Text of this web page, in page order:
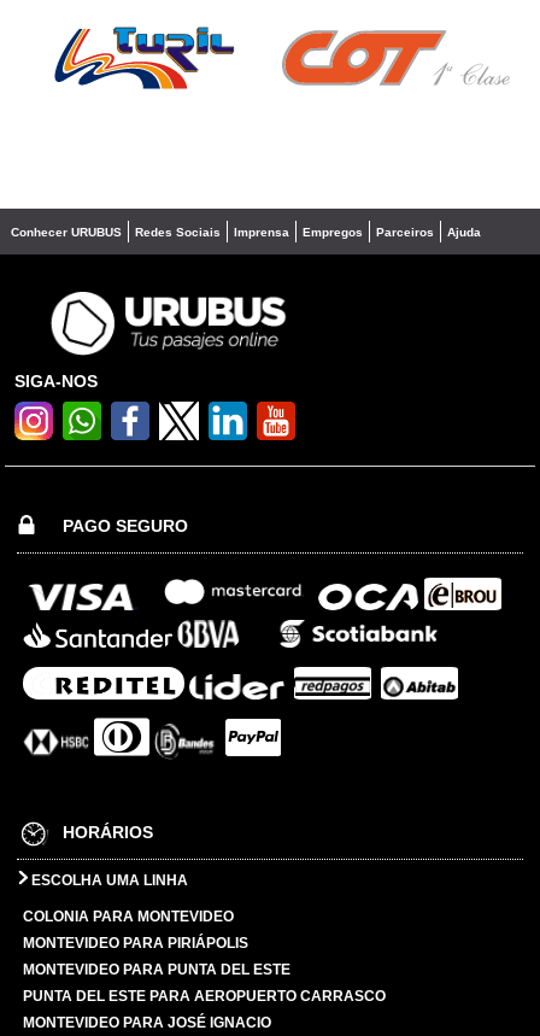
Conhecer URUBUS Redes Sociais Imprensa Empregos Parceiros Ajuda
SIGA-NOS
PAGO SEGURO
HORÁRIOS
ESCOLHA UMA LINHA
COLONIA PARA MONTEVIDEO
MONTEVIDEO PARA PIRIÁPOLIS
MONTEVIDEO PARA PUNTA DEL ESTE
PUNTA DEL ESTE PARA AEROPUERTO CARRASCO
MONTEVIDEO PARA JOSÉ IGNACIO